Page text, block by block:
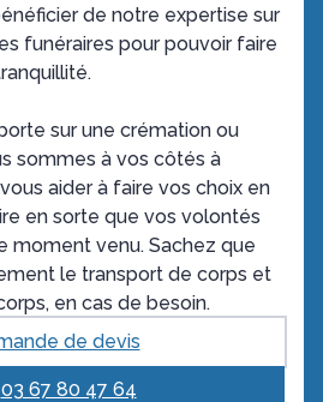
de notre expertise sur
funéraires pour pouvoir faire
sur une crémation ou
sommes à vos côtés à
aider à faire vos choix en
en sorte que vos volontés
moment venu. Sachez que
le transport de corps et
en cas de besoin.
de devis
03 67 80 47 64